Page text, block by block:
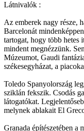
Látnivalók :
Az emberek nagy része,
Barcelonát
tartogat, hogy több hetes
mindent megnézzünk.
Múzeumot, Gaudi
székesegyházat, a
Toledo Spanyolország
sziklán fekszik. Csodás
látogatókat.
melynek ablakait El
Granada építészetében a